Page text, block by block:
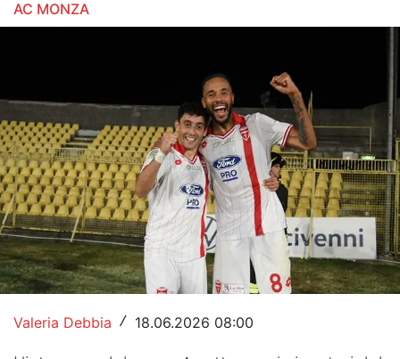
Volley
Hockey
Pallanuoto
Pallamano
Altre
News
Turismo
AC MONZA
Valeria Debbia / 18.06.2026 08:00